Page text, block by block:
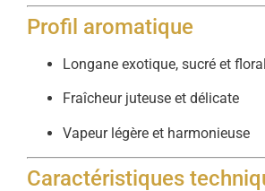
Profil aromatique
Longane exotique, sucré et floral
Fraîcheur juteuse et délicate
Vapeur légère et harmonieuse
Caractéristiques